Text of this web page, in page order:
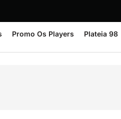
Promo Os Players Plateia 98